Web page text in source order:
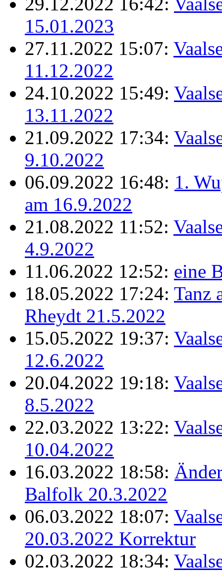
15.01.2023
27.11.2022 15:07:
11.12.2022
24.10.2022 15:49:
13.11.2022
21.09.2022 17:34:
9.10.2022
06.09.2022 16:48: 1.
am 16.9.2022
21.08.2022 11:52:
4.9.2022
11.06.2022 12:52: eine
18.05.2022 17:24: Tanz
Rheydt 21.5.2022
15.05.2022 19:37:
12.6.2022
20.04.2022 19:18:
8.5.2022
22.03.2022 13:22:
10.04.2022
16.03.2022 18:58:
Balfolk 20.3.2022
06.03.2022 18:07:
20.03.2022 Korrektur
02.03.2022 18:34: